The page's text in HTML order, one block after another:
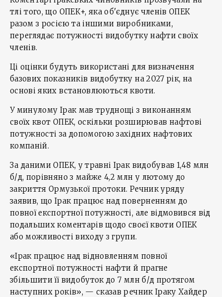
тлі того, що ОПЕК+, яка об'єднує членів ОПЕК
разом з росією та іншими виробниками,
переглядає потужності видобутку нафти своїх
членів.
Ці оцінки будуть використані для визначення
базових показників видобутку на 2027 рік, на
основі яких встановлюються квоти.
У минулому Ірак мав труднощі з виконанням
своїх квот ОПЕК, оскільки розширював нафтові
потужності за допомогою західних нафтових
компаній.
За даними ОПЕК, у травні Ірак видобував 1,48 млн
б/д, порівняно з майже 4,2 млн у лютому до
закриття Ормузької протоки. Речник уряду
заявив, що Ірак працює над поверненням до
повної експортної потужності, але відмовився від
подальших коментарів щодо своєї квоти ОПЕК
або можливості виходу з групи.
«Ірак працює над відновленням повної
експортної потужності нафти й прагне
збільшити її видобуток до 7 млн б/д протягом
наступних років», — сказав речник Іраку Хайдер